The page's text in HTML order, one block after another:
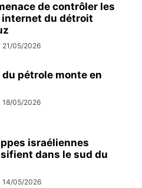
de contrôler les
internet du détroit
21/05/2026
du pétrole monte en
18/05/2026
israéliennes
dans le sud du
14/05/2026